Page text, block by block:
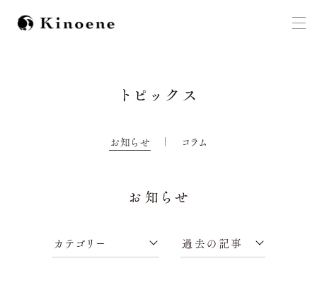
トピックス
お知らせ コラム
お知らせ